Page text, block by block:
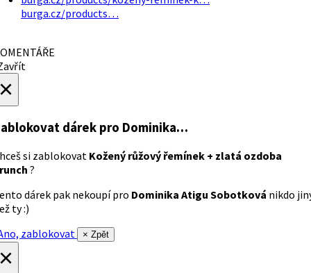
burga.cz/products…
dárek pro Dominika…
si zablokovat Kožený růžový řemínek + zlatá ozdoba
?
dárek pak nekoupí pro Dominika Atigu Sobotková nikdo
ty :)
zablokovat
× Zpět